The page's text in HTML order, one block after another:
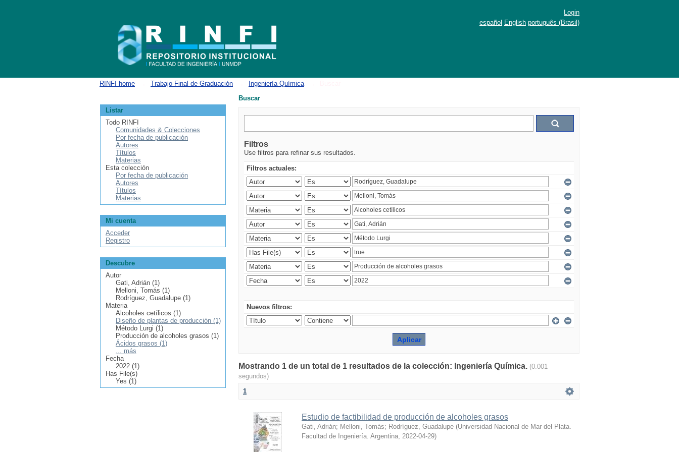
Login
español English português (Brasil)
RINFI home Trabajo Final de Graduación Ingeniería Química
Buscar
Filtros
Use filtros para refinar sus resultados.
Filtros actuales:
Nuevos filtros:
Mostrando 1 de un total de 1 resultados de la colección: Ingeniería Química. (0.001
segundos)
1
Estudio de factibilidad de producción de alcoholes grasos
Gati, Adrián; Melloni, Tomás; Rodríguez, Guadalupe (Universidad Nacional de Mar del Plata.
Facultad de Ingeniería. Argentina, 2022-04-29)
Listar
Todo RINFI
Comunidades & Colecciones
Por fecha de publicación
Autores
Títulos
Materias
Esta colección
Por fecha de publicación
Autores
Títulos
Materias
Mi cuenta
Acceder
Registro
Descubre
Autor
Gati, Adrián (1)
Melloni, Tomás (1)
Rodríguez, Guadalupe (1)
Materia
Alcoholes cetílicos (1)
Diseño de plantas de producción (1)
Método Lurgi (1)
Producción de alcoholes grasos (1)
Ácidos grasos (1)
... más
Fecha
2022 (1)
Has File(s)
Yes (1)